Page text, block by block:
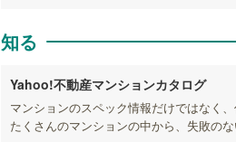
知る
Yahoo!不動産マンションカタログ
マンションのスペック情報だけではなく
たくさんのマンションの中から、失敗の